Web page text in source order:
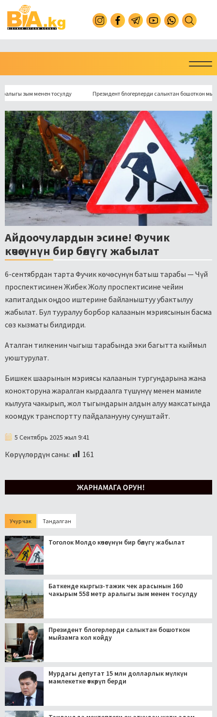
зым менен тосулду Президент блогерлерди салыктан бошоткон мыйзамга
Айдоочулардын эсине! Фучик
көчөсүнүн бир бөлүгү жабылат
6-сентябрдан тарта Фучик көчөсүнүн батыш тарабы — Чүй
проспектисинен Жибек Жолу проспектисине чейин
капиталдык оңдоо иштерине байланыштуу убактылуу
жабылат. Бул тууралуу борбор калаанын мэриясынын басма
сөз кызматы билдирди.
Аталган тилкенин чыгыш тарабында эки багытта кыймыл
уюштурулат.
Бишкек шаарынын мэриясы калаанын тургундарына жана
конокторуна жаралган кырдаалга түшүнүү менен мамиле
кылууга чакырып, жол тыгындарын алдын алуу максатында
коомдук транспортту пайдаланууну сунуштайт.
5 Сентябрь 2025 жыл 9:41
Көрүүлөрдүн саны: 161
Учур чак Тандалган
Тоголок Молдо көчөсүнүн бир бөлүгү жабылат
Баткенде кыргыз-тажик чек арасынын 160
чакырым 558 метр аралыгы зым менен тосулду
Президент блогерлерди салыктан бошоткон
мыйзамга кол койду
Мурдагы депутат 15 млн долларлык мүлкүн
мамлекетке өткөрүп берди